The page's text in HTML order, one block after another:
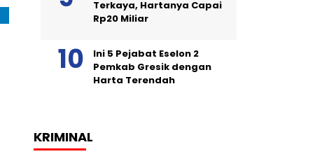
Terkaya, Hartanya Capai
Rp20 Miliar
Ini 5 Pejabat Eselon 2
Pemkab Gresik dengan
Harta Terendah
KRIMINAL